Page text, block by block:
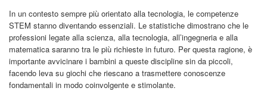
In un contesto sempre più orientato alla tecnologia, le competenze
STEM stanno diventando essenziali. Le statistiche dimostrano che le
professioni legate alla scienza, alla tecnologia, all’ingegneria e alla
matematica saranno tra le più richieste in futuro. Per questa ragione, è
importante avvicinare i bambini a queste discipline sin da piccoli,
facendo leva su giochi che riescano a trasmettere conoscenze
fondamentali in modo coinvolgente e stimolante.